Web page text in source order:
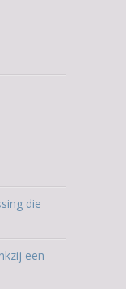
die
een